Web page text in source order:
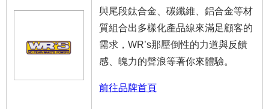
與尾段鈦合金、碳纖維、鋁合金等材
質組合出多樣化產品線來滿足顧客的
需求，WR’s那壓倒性的力道與反饋
感、魄力的聲浪等著你來體驗。
前往品牌首頁